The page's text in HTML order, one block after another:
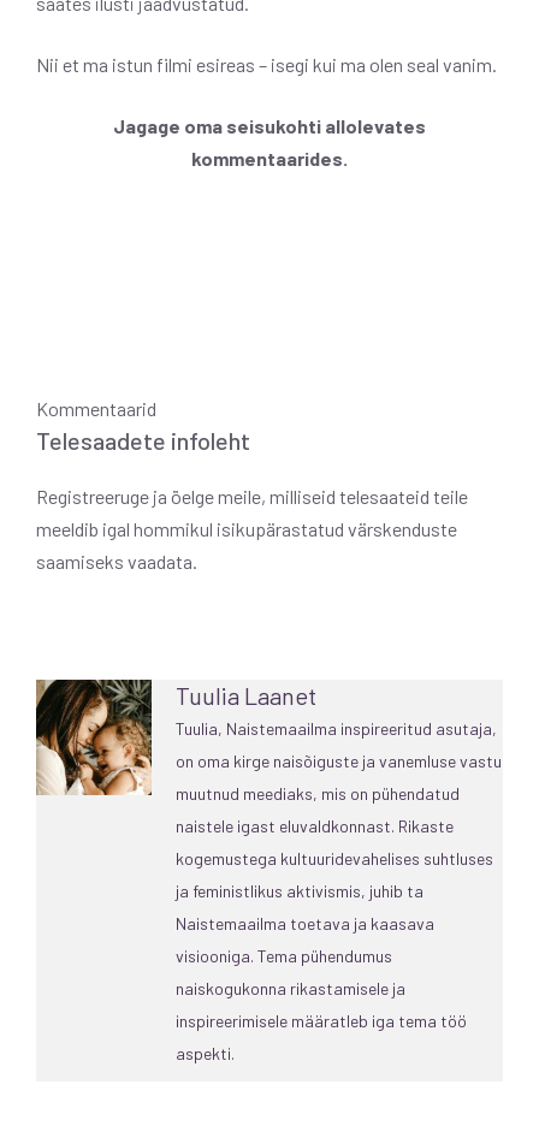
Nii et ma istun filmi esireas – isegi kui ma olen seal vanim.
Jagage oma seisukohti allolevates
kommentaarides.
Kommentaarid
Telesaadete infoleht
Registreeruge ja öelge meile, milliseid telesaateid teile
meeldib igal hommikul isikupärastatud värskenduste
saamiseks vaadata.
Tuulia Laanet
Tuulia, Naistemaailma inspireeritud asutaja,
on oma kirge naisõiguste ja vanemluse vastu
muutnud meediaks, mis on pühendatud
naistele igast eluvaldkonnast. Rikaste
kogemustega kultuuridevahelises suhtluses
ja feministlikus aktivismis, juhib ta
Naistemaailma toetava ja kaasava
visiooniga. Tema pühendumus
naiskogukonna rikastamisele ja
inspireerimisele määratleb iga tema töö
aspekti.